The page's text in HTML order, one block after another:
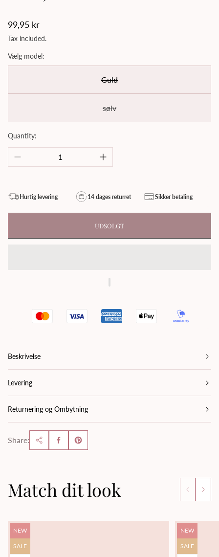
Regular
price
99,95 kr
Tax included.
Vælg model:
Guld
sølv
Quantity:
Hurtig levering 14 dages returret Sikker betaling
UDSOLGT
Beskrivelse
Levering
Returnering og Ombytning
Share:
Match dit look
Product
label:
NEW
Product
label:
SALE
Product
label:
NEW
Product
label:
SALE